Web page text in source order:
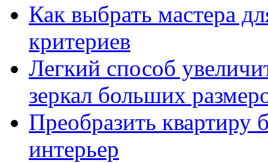
Как выбрать мастера
критериев
Легкий способ
зеркал больших
Преобразить квартиру
интерьер